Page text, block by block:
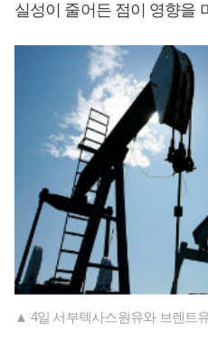
실성이 줄어든 점이 영향을
▲ 4일 서부텍사스원유와 브렌트